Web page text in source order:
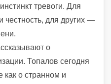
тревоги. Для
для других —
о
Топалов сегодня
как о странном и